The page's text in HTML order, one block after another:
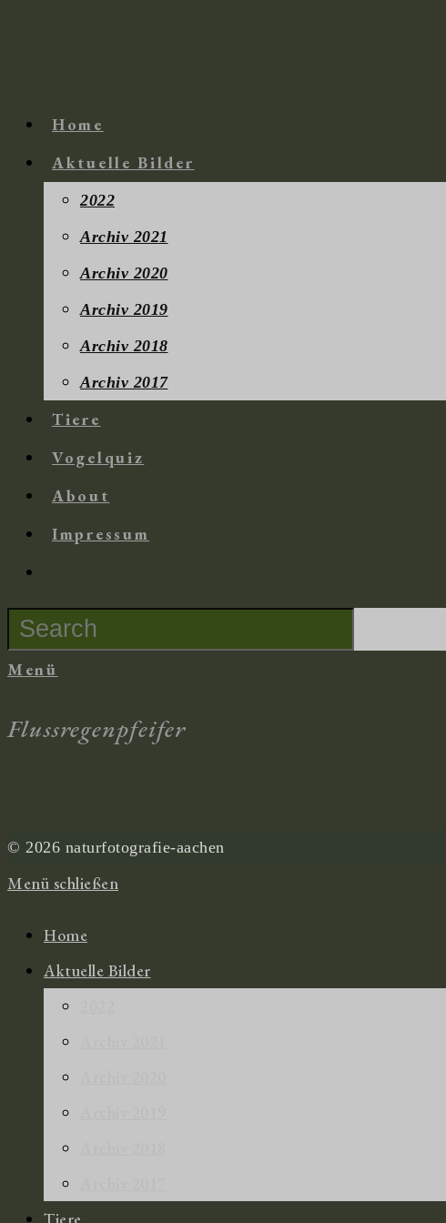
Home
Aktuelle Bilder
2022
Archiv 2021
Archiv 2020
Archiv 2019
Archiv 2018
Archiv 2017
Tiere
Vogelquiz
About
Impressum
Suche
nach:
Menü
Flussregenpfeifer
© 2026 naturfotografie-aachen
Menü schließen
Home
Aktuelle Bilder